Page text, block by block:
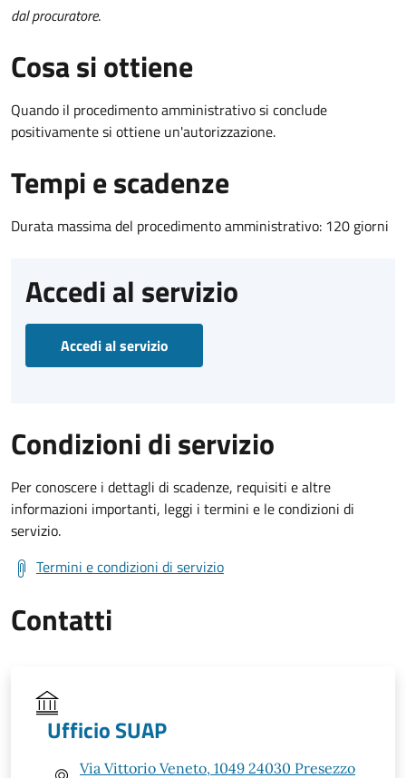
dal procuratore.
Cosa si ottiene
Quando il procedimento amministrativo si conclude
positivamente si ottiene un'autorizzazione.
Tempi e scadenze
Durata massima del procedimento amministrativo: 120 giorni
Accedi al servizio
Accedi al servizio
Condizioni di servizio
Per conoscere i dettagli di scadenze, requisiti e altre
informazioni importanti, leggi i termini e le condizioni di
servizio.
Termini e condizioni di servizio
Contatti
Ufficio SUAP
Via Vittorio Veneto, 1049 24030 Presezzo